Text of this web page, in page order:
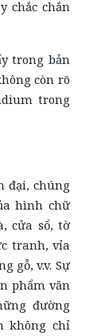
chắc chắn
trong bản
còn rõ
trong
đại, chúng
hình chữ
cửa sổ, tờ
tranh, vỉa
gỗ, v.v. Sự
phẩm văn
đường
không chỉ